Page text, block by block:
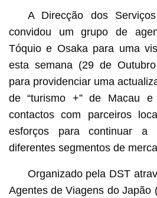
A Direcção dos
convidou um grupo de
Tóquio e Osaka para uma
esta semana (29 de
para providenciar uma
de “turismo +” de Macau
contactos com parceiros
esforços para continuar a
diferentes segmentos de
Organizado pela DST
Agentes de Viagens do Japão